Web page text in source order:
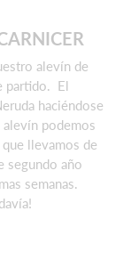
alevín de
partido. El
haciéndose
podemos
llevamos de
segundo año
semanas.